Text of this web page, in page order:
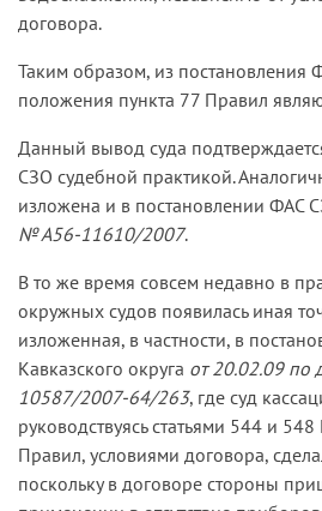
показаний прибора учета,
образом подтверждается
документами. Доказательств
Обществом не представлено.
Соответствие требованиям
законодательства
прибора учета воды,
показаний истцом не
факт получения от ООО платы
водоснабжению и
взыскиваемый период
объема их оказания.
При таких обстоятельствах
отказали Обществу в
настоящего иска.
Дополнительным
стороны предусмотрели
«лимитируемое
лимита бюджетных
исполнению за счет средств
бюджета, составляет 411
стоимость). Пунктом 1
поставляемых тепловой
водоснабжения и стоимость
Предприятие и Институт на
новый договор на оказание
комиллиметровунальных
тепловой энергии, отпуску
питьевой воды и приему
приборы учета с истекшим
ориентировочным и не
использования в ситуации,
Общество «Водокомплекс»
случае должны применяться
57 и 77 Правил.
с условиями заключенного
«Водокомплекс» и
принял на себя
абоненту услуги
оплачивать принятую воду.
Согласно пунктам 4.1 и 4.4
обязано обеспечить учет
договора.
Таким образом, из постановления
положения пункта 77 Правил
Данный вывод суда
СЗО судебной практикой.
изложена и в постановлении ФАС
№ А56-11610/2007.
В то же время совсем недавно в
окружных судов появилась иная
изложенная, в частности, в
Кавказского округа от 20.02.09 по
10587/2007-64/263, где суд
руководствуясь статьями 544 и
Правил, условиями договора,
поскольку в договоре стороны